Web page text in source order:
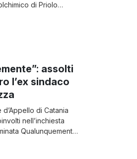
di Priolo
scorso 8 novembre –
assolti
l’ex sindaco
d’Appello di Catania
nell’inchiesta
Qualunquemente,
di voto di scambio e